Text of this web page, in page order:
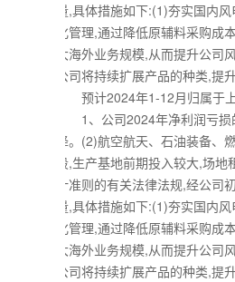
量,具体措施如下:(1)夯实国内
化管理,通过降低原辅料采购
大海外业务规模,从而提升公
公司将持续扩展产品的种类,
预计2024年1-12月归属于上
1、公司2024年净利润亏损
降。(2)航空航天、石油装备
段,生产基地前期投入较大,场
计准则的有关法律法规,经公
量,具体措施如下:(1)夯实国内
化管理,通过降低原辅料采购
大海外业务规模,从而提升公
公司将持续扩展产品的种类,